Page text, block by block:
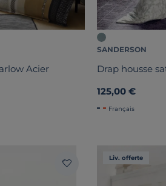
Acier
SANDERSON
Drap housse
125,00 €
Français
Liv. offerte